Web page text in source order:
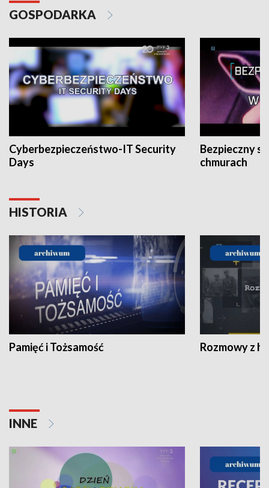
GOSPODARKA
Cyberbezpieczeństwo-IT Security
Days
Bezpieczny
chmurach
HISTORIA
Pamięć i Tożsamość Rozmowy z
INNE